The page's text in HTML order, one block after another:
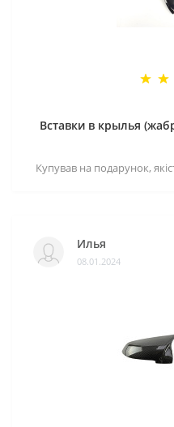
Вставки в крылья
Купував на подарунок,
Илья
08.01.2024